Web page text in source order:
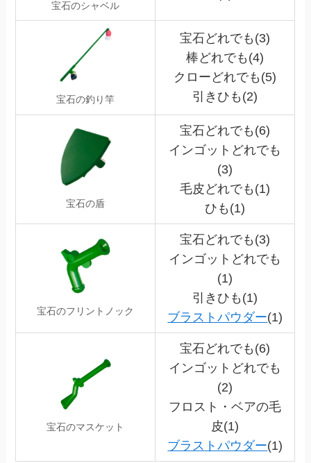
宝石のシャベル
宝石の釣り竿
宝石どれでも(3)
棒どれでも(4)
クローどれでも(5)
引きひも(2)
宝石の盾
宝石どれでも(6)
インゴットどれでも
(3)
毛皮どれでも(1)
ひも(1)
宝石のフリントノック
宝石どれでも(3)
インゴットどれでも
(1)
引きひも(1)
ブラストパウダー(1)
宝石のマスケット
宝石どれでも(6)
インゴットどれでも
(2)
フロスト・ベアの毛
皮(1)
ブラストパウダー(1)